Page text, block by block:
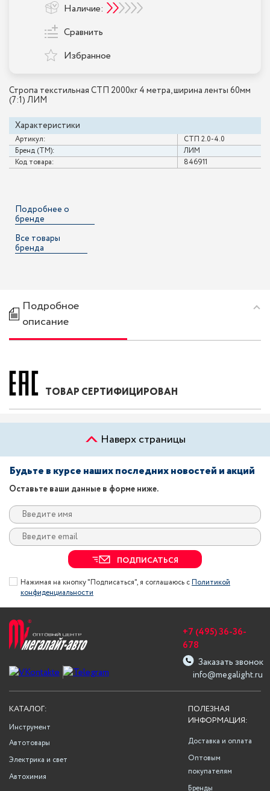
Стропа текстильная СТП 2000кг 4 метра, ширина ленты 60мм
(7:1) ЛИМ
Характеристики
Артикул:
СТП 2.0-4.0
Бренд (ТМ):
ЛИМ
Код товара:
846911
Наличие:
Сравнить
Избранное
Подробнее о
бренде
Все товары
бренда
Подробное
описание
ТОВАР СЕРТИФИЦИРОВАН
Наверх страницы
Будьте в курсе наших последних новостей и акций
Оставьте ваши данные в форме ниже.
ПОДПИСАТЬСЯ
Нажимая на кнопку "Подписаться", я соглашаюсь сПолитикой
конфиденциальности
info@megalight.ru
+7 (495) 36-36-
678
Заказать звонок
ПОЛЕЗНАЯ
ИНФОРМАЦИЯ:
Доставка и оплата
Оптовым
покупателям
Бренды
КАТАЛОГ:
Инструмент
Автотовары
Электрика и свет
Автохимия